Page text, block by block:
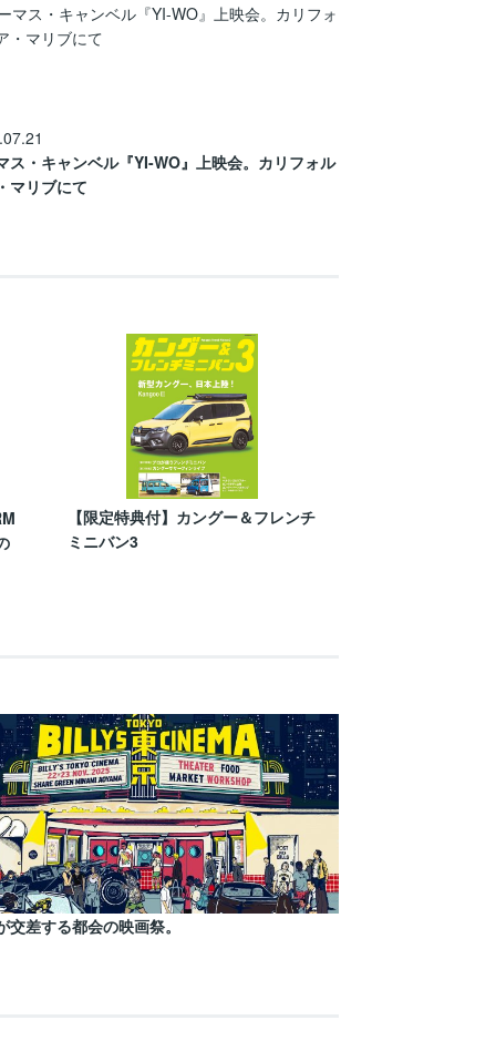
ス・キャンベル『YI-WO』上映会。カリフォル
マリブにて
【限定特典付】カングー＆フレンチ
ミニバン3
交差する都会の映画祭。